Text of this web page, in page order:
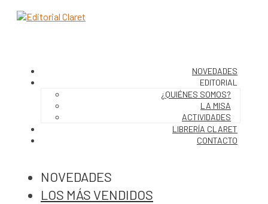
NOVEDADES
EDITORIAL
¿QUIÉNES SOMOS?
LA MISA
ACTIVIDADES
LIBRERÍA CLARET
CONTACTO
NOVEDADES
LOS MÁS VENDIDOS